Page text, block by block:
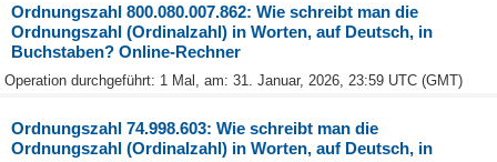
Ordnungszahl 800.080.007.862: Wie schreibt man die
Ordnungszahl (Ordinalzahl) in Worten, auf Deutsch, in
Buchstaben? Online-Rechner
Operation durchgeführt: 1 Mal, am: 31. Januar, 2026, 23:59 UTC (GMT)
Ordnungszahl 74.998.603: Wie schreibt man die
Ordnungszahl (Ordinalzahl) in Worten, auf Deutsch, in